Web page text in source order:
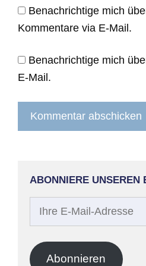
Benachrichtige mich
Kommentare via E-Mail.
Benachrichtige mich
E-Mail.
ABONNIERE UNSEREN
Adresse
Abonnieren